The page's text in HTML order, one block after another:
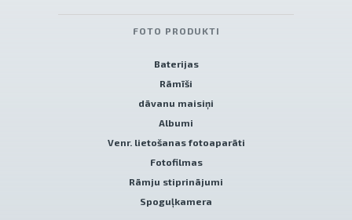
FOTO PRODUKTI
Baterijas
Rāmīši
dāvanu maisiņi
Albumi
Venr. lietošanas fotoaparāti
Fotofilmas
Rāmju stiprinājumi
Spoguļkamera